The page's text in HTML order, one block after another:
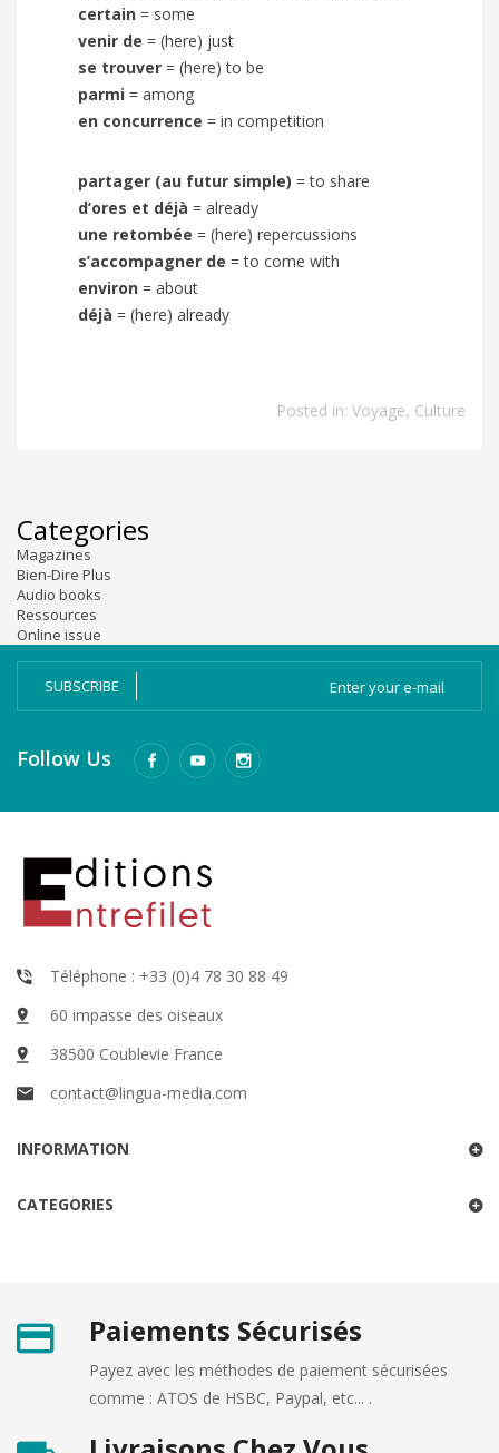
certain = some
venir de = (here) just
se trouver = (here) to be
parmi = among
en concurrence = in competition
partager (au futur simple) = to share
d’ores et déjà = already
une retombée = (here) repercussions
s’accompagner de = to come with
environ = about
déjà = (here) already
Posted in: Voyage, Culture
Categories
Magazines
Bien-Dire Plus
Audio books
Ressources
Online issue
SUBSCRIBE
Follow Us
Téléphone : +33 (0)4 78 30 88 49
60 impasse des oiseaux
38500 Coublevie France
contact@lingua-media.com
INFORMATION
CATEGORIES
Paiements Sécurisés
Payez avec les méthodes de paiement sécurisées
comme : ATOS de HSBC, Paypal, etc... .